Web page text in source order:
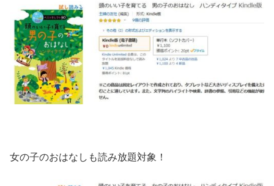
女の子のおはなしも読み放題対象！